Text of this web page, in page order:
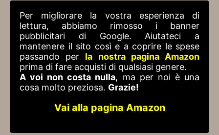
Per migliorare la vostra esperienza di
lettura, abbiamo rimosso i banner
pubblicitari di Google. Aiutateci a
mantenere il sito così e a coprire le spese
passando per la nostra pagina Amazon
prima di fare acquisti di qualsiasi genere.
A voi non costa nulla, ma per noi è una
cosa molto preziosa. Grazie!
Vai alla pagina Amazon